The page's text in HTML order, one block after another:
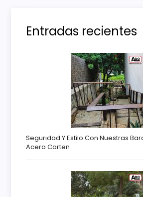
Entradas recientes
Seguridad Y Estilo Con Nuestras
Acero Corten